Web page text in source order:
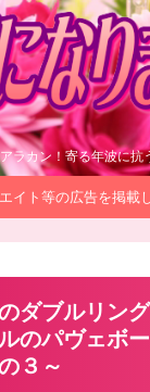
ラカン！寄る年波に抗
イト等の広告を掲載
ダブルリン
のパヴェボ
３～